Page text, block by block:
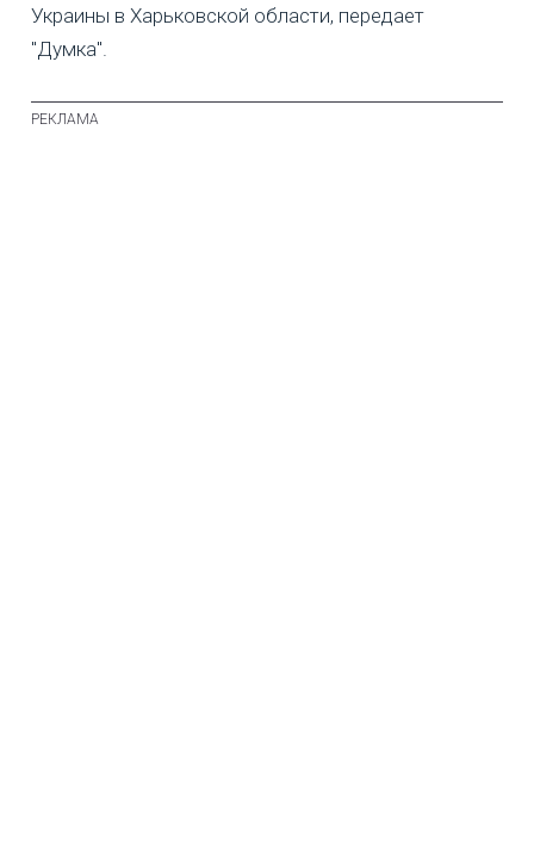
Украины в Харьковской области, передает
"Думка".